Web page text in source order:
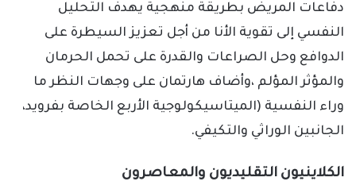
دفاعات المريض بطريقة منهجية يهدف التحليل
النفسي إلى تقوية الأنا من أجل تعزيز السيطرة على
الدوافع وحل الصراعات والقدرة على تحمل الحرمان
والمؤثر المؤلم ،وأضاف هارتمان على وجهات النظر ما
وراء النفسية (الميتاسيكولوجية الأربع الخاصة بفرويد،
الجانبين الوراثي والتكيفي.
الكلاينيون التقليديون والمعاصرون